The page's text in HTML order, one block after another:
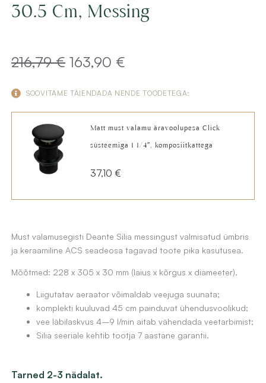
30.5 Cm, Messing
216,79€ Algne
hind
oli:
216,79 €.
163,90 €
price
is:
163,90 €.
SOOVITAME TÄIENDADA NENDE TOODETEGA:
Matt must valamu äravoolupesa Click
süsteemiga 1 1/4″, komposiitkattega
37,10 €
Must valamusegisti Deante Silia messingust valmisatud ümbris
ja keraamiline ACS seadeosa tagavad toote pika kasutusea.
Mõõtmed: 228 x 305 x 30 mm (laius x kõrgus x diameeter).
Liigutatav aeraator võimaldab veejuga suunata;
komplekti kuuluvad 45 cm painduvat ühendusvoolikud;
vee läbilaskvus 4–9 l/min aitab vähendada veetarbimist;
Silia seeriale kehtib tootja 7 aastane garantii.
Tarned 2-3 nädalat.
Must